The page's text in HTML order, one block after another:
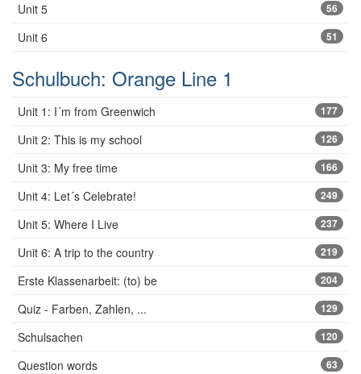
Unit 5 56
Unit 6 51
Schulbuch: Orange Line 1
Unit 1: I´m from Greenwich 177
Unit 2: This is my school 126
Unit 3: My free time 166
Unit 4: Let´s Celebrate! 249
Unit 5: Where I Live 237
Unit 6: A trip to the country 219
Erste Klassenarbeit: (to) be 204
Quiz - Farben, Zahlen, ... 129
Schulsachen 120
Question words 63